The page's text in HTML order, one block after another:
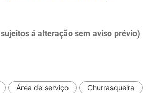
á alteração sem aviso prévio)
Área de serviço
Churrasqueira